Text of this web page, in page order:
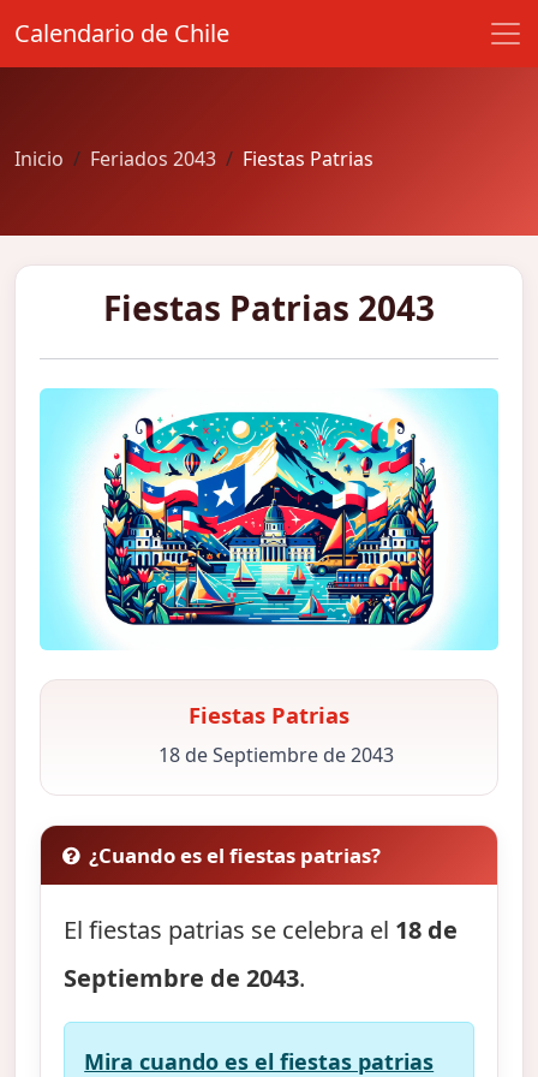
Calendario de Chile
Inicio Feriados 2043 Fiestas Patrias
Fiestas Patrias 2043
Fiestas Patrias
18 de Septiembre de 2043
¿Cuando es el fiestas patrias?
El fiestas patrias se celebra el 18 de
Septiembre de 2043.
Mira cuando es el fiestas patrias